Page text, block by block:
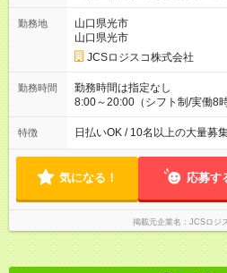
ど！ ・主要都市エリア 月収55万円／週5日稼働 月収65万~112
万円／週6日稼働 ・地方郊外エリア 月収40万円／週5日稼働 月
収40万円~50万円／週6日稼働 ＜モデルイメージ＞ ■月収50万
円 (27歳男性/江東区在住)※元
(日休み) ■月収80万円(43歳男性/墨田区在住)※元営業 1日200個
勤務地
山口県光市
山口県光市
JCSロジスコ株式会社
勤務時間
勤務時間は指定なし
8:00～20:00（シフト制/実働8
は週4も有り） ※配達状況に
案件により多少の前後あり ※
特徴 日払いOK / 10名以上の大量募
気になる！ 応募す
掲載元企業名 JCSロジ